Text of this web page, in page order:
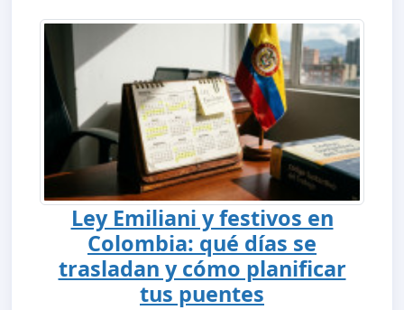
Ley Emiliani y festivos en
Colombia: qué días se
trasladan y cómo planificar
tus puentes